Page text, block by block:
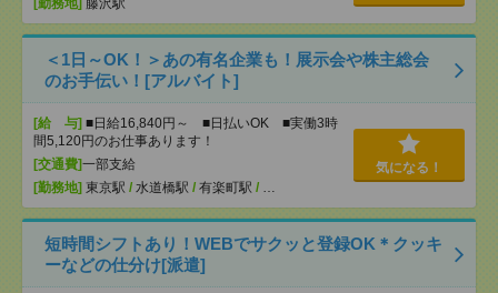
[勤務地] 藤沢駅
＜1日～OK！＞あの有名企業も！展示会や株主総会
のお手伝い！[アルバイト]
[給 与] ■日給16,840円～ ■日払いOK ■実働3時
間5,120円のお仕事あります！
[交通費]一部支給
[勤務地] 東京駅 / 水道橋駅 / 有楽町駅 / …
気になる！
短時間シフトあり！WEBでサクッと登録OK＊クッキ
ーなどの仕分け[派遣]